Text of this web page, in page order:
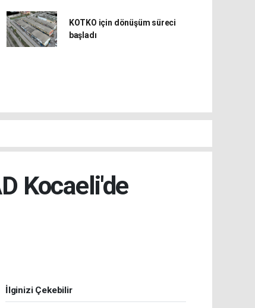
KOTKO için dönüşüm süreci
başladı
Kocaeli'de
İlginizi Çekebilir